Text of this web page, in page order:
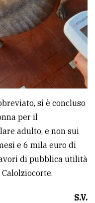
si è concluso
per il
adulto, e non sui
e 6 mila euro di
di pubblica utilità
S.V.